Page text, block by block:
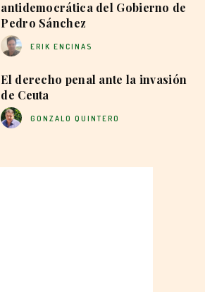
antidemocrática del Gobierno de
Pedro Sánchez
ERIK ENCINAS
El derecho penal ante la invasión
de Ceuta
GONZALO QUINTERO